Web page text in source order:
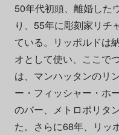
50年代初頭、離婚した
り、55年に彫刻家リチ
ている。リッポルドは
オとして使い、ここで
は、マンハッタンのリ
ー・フィッシャー・ホ
のバー、メトロポリタ
た。さらに68年、リッ